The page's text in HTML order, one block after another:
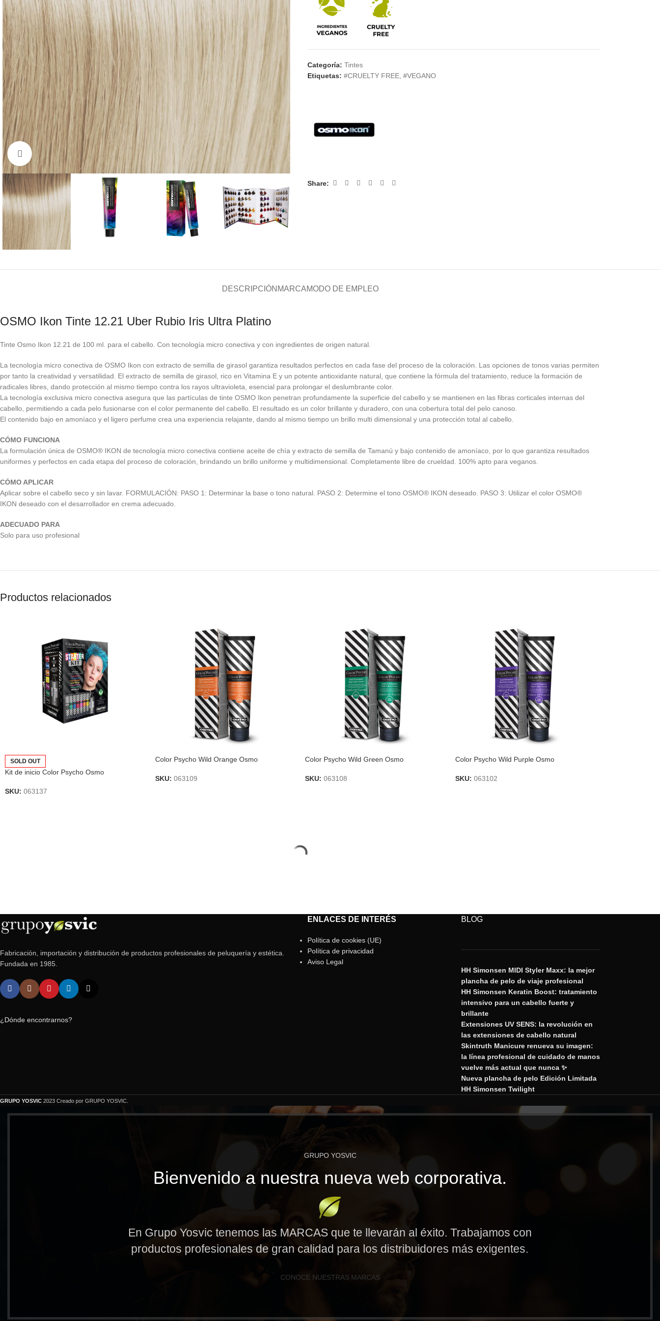
Click to enlarge
Categoría: Tintes
Etiquetas: #CRUELTY FREE, #VEGANO
Share:
DESCRIPCIÓN MARCAMODO DE EMPLEO
OSMO Ikon Tinte 12.21 Uber Rubio Iris Ultra Platino
Tinte Osmo Ikon 12.21 de 100 ml. para el cabello. Con tecnología micro conectiva y con ingredientes de origen natural.
La tecnología micro conectiva de OSMO Ikon con extracto de semilla de girasol garantiza resultados perfectos en cada fase del proceso de la coloración. Las opciones de tonos varias permiten
por tanto la creatividad y versatilidad. El extracto de semilla de girasol, rico en Vitamina E y un potente antioxidante natural, que contiene la fórmula del tratamiento, reduce la formación de
radicales libres, dando protección al mismo tiempo contra los rayos ultravioleta, esencial para prolongar el deslumbrante color.
La tecnología exclusiva micro conectiva asegura que las partículas de tinte OSMO Ikon penetran profundamente la superficie del cabello y se mantienen en las fibras corticales internas del
cabello, permitiendo a cada pelo fusionarse con el color permanente del cabello. El resultado es un color brillante y duradero, con una cobertura total del pelo canoso.
El contenido bajo en amoníaco y el ligero perfume crea una experiencia relajante, dando al mismo tiempo un brillo multi dimensional y una protección total al cabello.
CÓMO FUNCIONA
La formulación única de OSMO® IKON de tecnología micro conectiva contiene aceite de chía y extracto de semilla de Tamanú y bajo contenido de amoníaco, por lo que garantiza resultados
uniformes y perfectos en cada etapa del proceso de coloración, brindando un brillo uniforme y multidimensional. Completamente libre de crueldad. 100% apto para veganos.
CÓMO APLICAR
Aplicar sobre el cabello seco y sin lavar. FORMULACIÓN: PASO 1: Determinar la base o tono natural. PASO 2: Determine el tono OSMO® IKON deseado. PASO 3: Utilizar el color OSMO®
IKON deseado con el desarrollador en crema adecuado.
ADECUADO PARA
Solo para uso profesional
Productos relacionados
SOLD OUT
Kit de inicio Color Psycho Osmo
SKU: 063137
Color Psycho Wild Orange Osmo
SKU: 063109
Color Psycho Wild Green Osmo
SKU: 063108
Color Psycho Wild Purple Osmo
SKU: 063102
Fabricación, importación y distribución de productos profesionales de peluquería y estética.
Fundada en 1985.
¿Dónde encontrarnos?
ENLACES DE INTERÉS
Política de cookies (UE)
Política de privacidad
Aviso Legal
BLOG
HH Simonsen MIDI Styler Maxx: la mejor
plancha de pelo de viaje profesional
HH Simonsen Keratin Boost: tratamiento
intensivo para un cabello fuerte y
brillante
Extensiones UV SENS: la revolución en
las extensiones de cabello natural
Skintruth Manicure renueva su imagen:
la línea profesional de cuidado de manos
vuelve más actual que nunca ✨
Nueva plancha de pelo Edición Limitada
HH Simonsen Twilight
GRUPO YOSVIC 2023 Creado por GRUPO YOSVIC.
GRUPO YOSVIC
Bienvenido a nuestra nueva web corporativa.
En Grupo Yosvic tenemos las MARCAS que te llevarán al éxito. Trabajamos con
productos profesionales de gran calidad para los distribuidores más exigentes.
CONOCE NUESTRAS MARCAS